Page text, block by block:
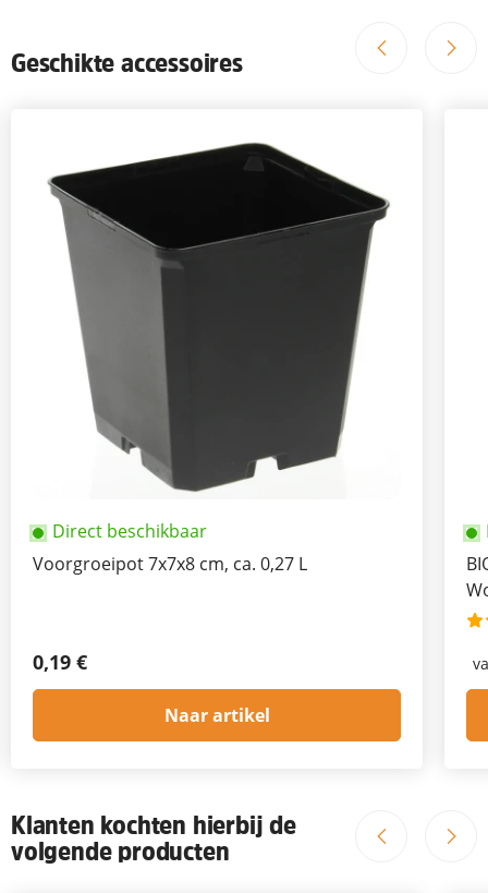
Geschikte accessoires
Direct beschikbaar
Voorgroeipot 7x7x8 cm, ca. 0,27 L
0,19 €
Naar artikel
Klanten kochten hierbij de
volgende producten